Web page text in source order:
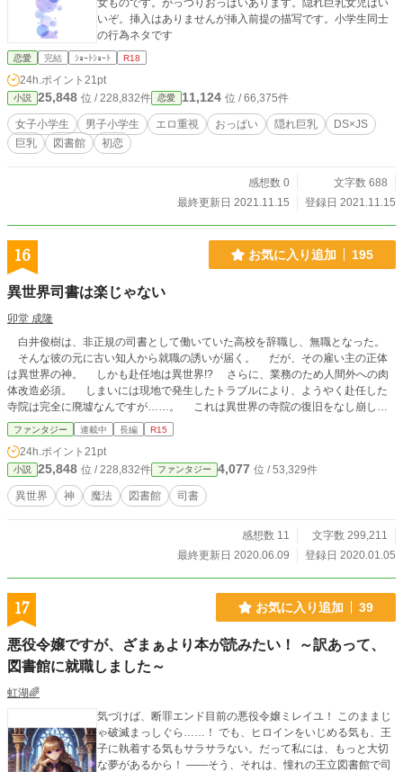
女ものです。がっつりおっぱいあります。隠れ巨乳女児はい
いぞ。挿入はありませんが挿入前提の描写です。小学生同士
の行為ネタです
恋愛 完結 ｼｮｰﾄｼｮｰﾄ R18
24h.ポイント 21pt
小説 25,848 位 / 228,832件 恋愛 11,124 位 / 66,375件
女子小学生 男子小学生 エロ重視 おっぱい 隠れ巨乳
DS×JS
巨乳
図書館 初恋
感想数 0
文字数 688
最終更新日 2021.11.15
登録日 2021.11.15
16 お気に入り追加 195
異世界司書は楽じゃない
卯堂 成隆
白井俊樹は、非正規の司書として働いていた高校を辞職し、無職となった。
そんな彼の元に古い知人から就職の誘いが届く。 だが、その雇い主の正体
は異世界の神。 しかも赴任地は異世界!? さらに、業務のため人間外への肉
体改造必須。 しまいには現地で発生したトラブルにより、ようやく赴任した
寺院は完全に廃墟なんですが……。 これは異世界の寺院の復旧をなし崩しに
押し付けられたとある司書の、司書らしからぬ仕事内容と寺院復旧の物語です。
ファンタジー 連載中 長編 R15
24h.ポイント 21pt
小説 25,848 位 / 228,832件 ファンタジー 4,077 位 / 53,329件
異世界 神 魔法 図書館 司書
感想数 11
文字数 299,211
最終更新日 2020.06.09
登録日 2020.01.05
17 お気に入り追加 39
悪役令嬢ですが、ざまぁより本が読みたい！ ～訳あって、
図書館に就職しました～
虹湖🌈
気づけば、断罪エンド目前の悪役令嬢ミレイユ！ このままじ
ゃ破滅まっしぐら……！ でも、ヒロインをいじめる気も、王
子に執着する気もサラサラない。だって私には、もっと大切
な夢があるから！ ――そう、それは、憧れの王立図書館で司